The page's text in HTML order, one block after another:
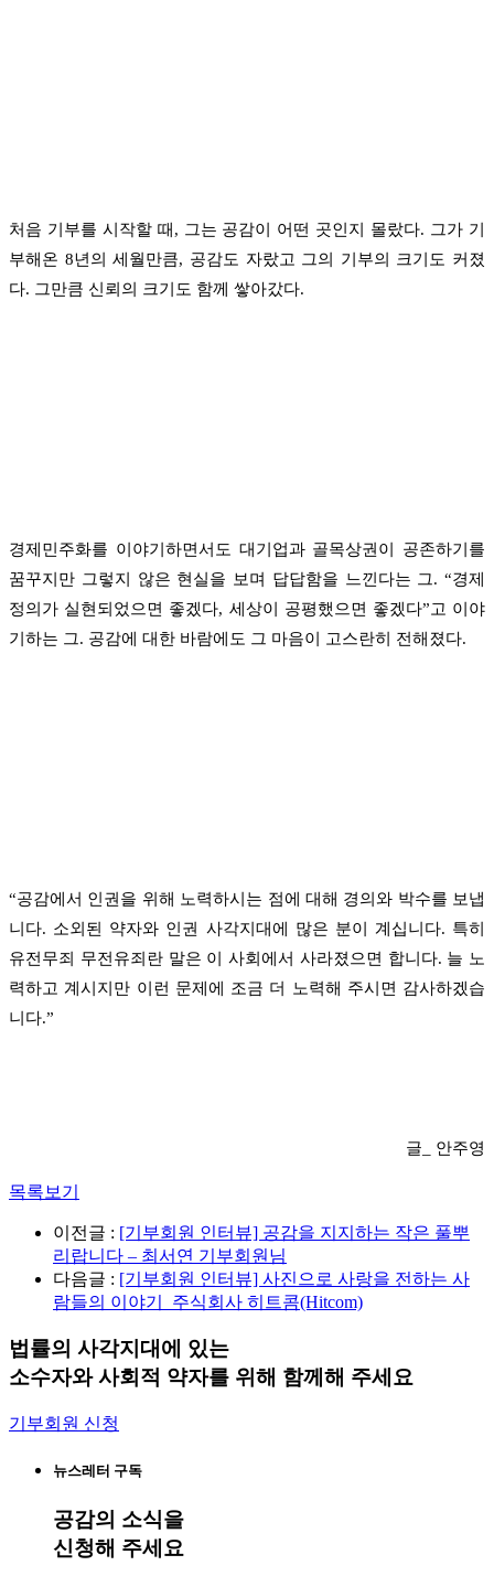
처음 기부를 시작할 때, 그는 공감이 어떤 곳인지 몰랐다. 그가 기
부해온 8년의 세월만큼, 공감도 자랐고 그의 기부의 크기도 커졌
다. 그만큼 신뢰의 크기도 함께 쌓아갔다.
경제민주화를 이야기하면서도 대기업과 골목상권이 공존하기를
꿈꾸지만 그렇지 않은 현실을 보며 답답함을 느낀다는 그. “경제
정의가 실현되었으면 좋겠다, 세상이 공평했으면 좋겠다”고 이야
기하는 그. 공감에 대한 바람에도 그 마음이 고스란히 전해졌다.
“공감에서 인권을 위해 노력하시는 점에 대해 경의와 박수를 보냅
니다. 소외된 약자와 인권 사각지대에 많은 분이 계십니다. 특히
유전무죄 무전유죄란 말은 이 사회에서 사라졌으면 합니다. 늘 노
력하고 계시지만 이런 문제에 조금 더 노력해 주시면 감사하겠습
니다.”
글_ 안주영
목록보기
이전글 : [기부회원 인터뷰] 공감을 지지하는 작은 풀뿌
리랍니다 – 최서연 기부회원님
다음글 : [기부회원 인터뷰] 사진으로 사랑을 전하는 사
람들의 이야기_주식회사 히트콤(Hitcom)
법률의 사각지대에 있는
소수자와 사회적 약자를 위해 함께해 주세요
기부회원 신청
뉴스레터 구독
공감의 소식을
신청해 주세요